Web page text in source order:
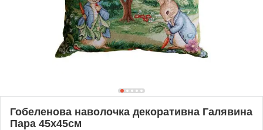
Гобеленова наволочка декоративна Галявина
Пара 45х45см